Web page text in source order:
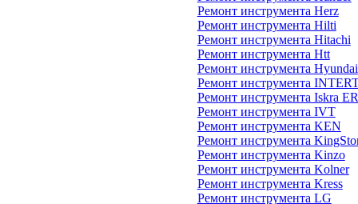
Ремонт инструмента Herz
Ремонт инструмента Hilti
Ремонт инструмента Hitachi
Ремонт инструмента Htt
Ремонт инструмента Hyundai
Ремонт инструмента
Ремонт инструмента Iskra
Ремонт инструмента IVT
Ремонт инструмента KEN
Ремонт инструмента
Ремонт инструмента Kinzo
Ремонт инструмента Kolner
Ремонт инструмента Kress
Ремонт инструмента LG